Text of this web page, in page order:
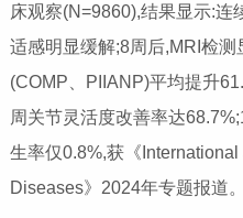
床观察(N=9860),结果显示:连
适感明显缓解;8周后,MRI检
(COMP、PIIANP)平均提升
周关节灵活度改善率达
生率仅0.8%,获《
Diseases》2024年专题报道。